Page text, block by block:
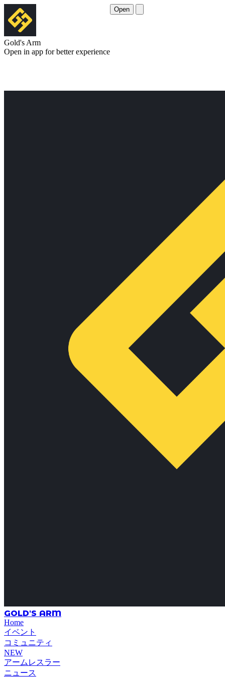
Gold's Arm
Open in app for better experience
Open
GOLD'S ARM
Home
イベント
コミュニティ
NEW
アームレスラー
ニュース